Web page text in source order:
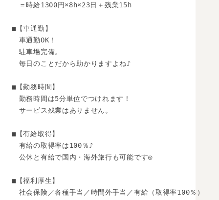
＝時給1300円×8h×23日＋残業15h
■【車通勤】
車通勤OK！
駐車場完備。
毎日のことだから助かりますよね♪
■【勤務時間】
勤務時間は5分単位でつけれます！
サービス残業はありません。
■【有給取得】
有給の取得率は100％♪
公休と有給で国内・海外旅行も可能です◎
■【福利厚生】
社会保険／各種手当／時間外手当／有給（取得率100％）